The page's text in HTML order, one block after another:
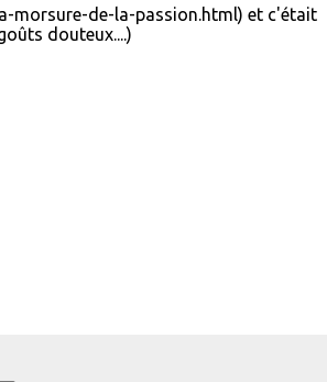
morsure-de-la-passion.html) et c'était
douteux....)